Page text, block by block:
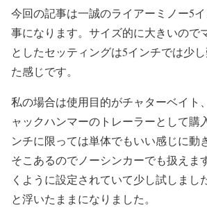
今回の記事は一誠のライアーミノー5
事になります。サイズ的に大きいので
としたセッティングは5インチでは少
た感じです。
私の場合は使用目的がチャターベイト
ャックハンマーのトレーラーとして購
ンチに限っては単体でもいい感じに動
そこあるのでノーシンカーでも扱えま
くように設定されていて少し試しまし
と浮いたままになりました。